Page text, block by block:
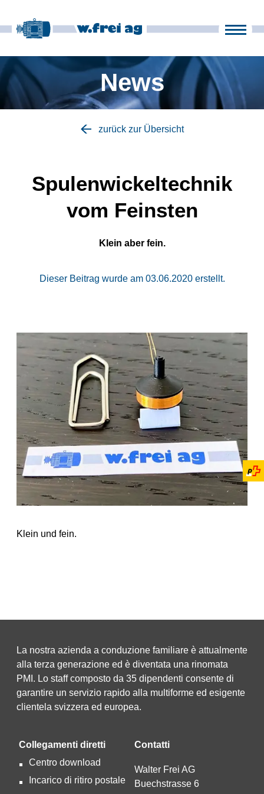
it fr en de
Azienda
Notizie
News
zurück zur Übersicht
Spulenwickeltechnik
vom Feinsten
Klein aber fein.
Dieser Beitrag wurde am 03.06.2020 erstellt.
Klein und fein.
La nostra azienda a conduzione familiare è attualmente
alla terza generazione ed è diventata una rinomata
PMI. Lo staff composto da 35 dipendenti consente di
garantire un servizio rapido alla multiforme ed esigente
clientela svizzera ed europea.
Collegamenti diretti
Centro download
Incarico di ritiro postale
Contatti
Walter Frei AG
Buechstrasse 6